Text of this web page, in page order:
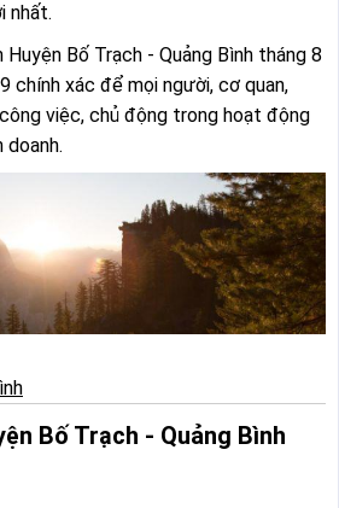
nhất.
Bố Trạch - Quảng Bình tháng 8
chính xác để mọi người, cơ quan,
việc, chủ động trong hoạt động
doanh.
Bố Trạch - Quảng Bình